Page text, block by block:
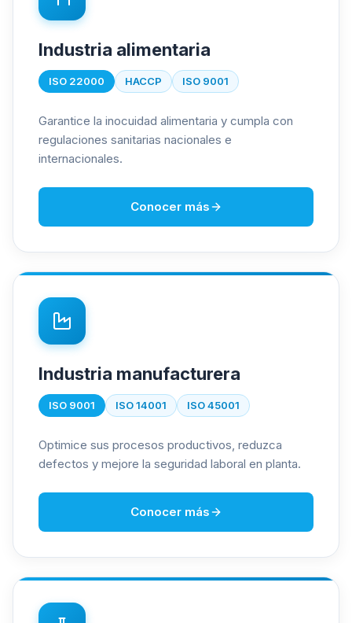
Industria alimentaria
ISO 22000 HACCP ISO 9001
Garantice la inocuidad alimentaria y cumpla con
regulaciones sanitarias nacionales e
internacionales.
Conocer más
Industria manufacturera
ISO 9001 ISO 14001 ISO 45001
Optimice sus procesos productivos, reduzca
defectos y mejore la seguridad laboral en planta.
Conocer más